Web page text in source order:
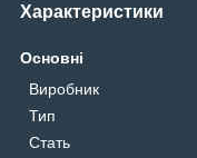
Характеристики
Основні
Виробник
Тип
Стать